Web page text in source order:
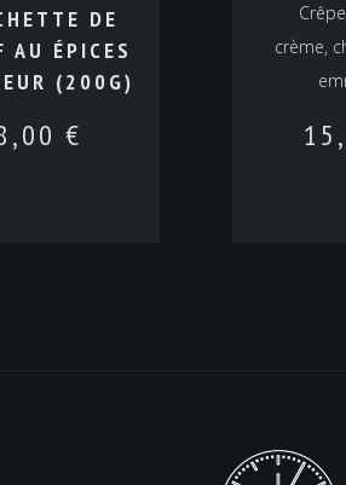
DE
AU ÉPICES
(200G)
€
crème,